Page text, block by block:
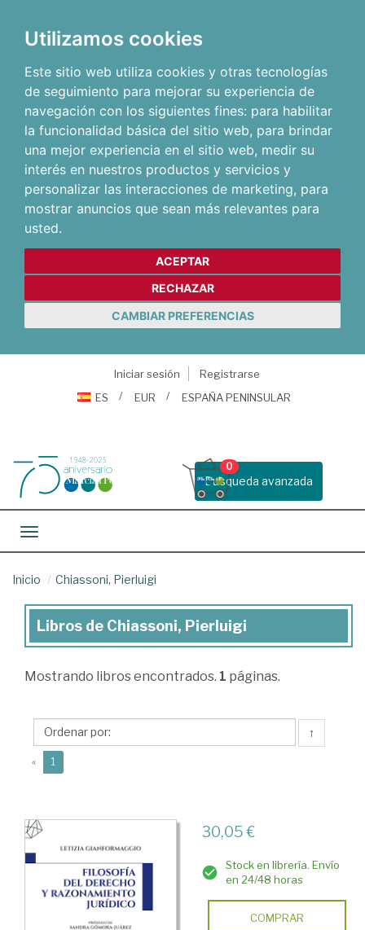
Utilizamos cookies
Este sitio web utiliza cookies y otras tecnologías
de seguimiento para mejorar su experiencia de
navegación con los siguientes fines: para habilitar
la funcionalidad básica del sitio web, para brindar
una mejor experiencia en el sitio web, medir su
interés en nuestros productos y servicios y
personalizar las interacciones de marketing, para
mostrar anuncios que sean más relevantes para
usted.
ACEPTAR
RECHAZAR
CAMBIAR PREFERENCIAS
Iniciar sesión
Registrarse
ES
EUR ESPAÑA PENINSULAR
Busqueda avanzada
0
Toggle navigation
Inicio Chiassoni, Pierluigi
Libros
Chiassoni,
Libros de Chiassoni, Pierluigi
Mostrando libros encontrados. 1 páginas.
↑
« 1
30,05 €
Stock en librería. Envío
en 24/48 horas
COMPRAR